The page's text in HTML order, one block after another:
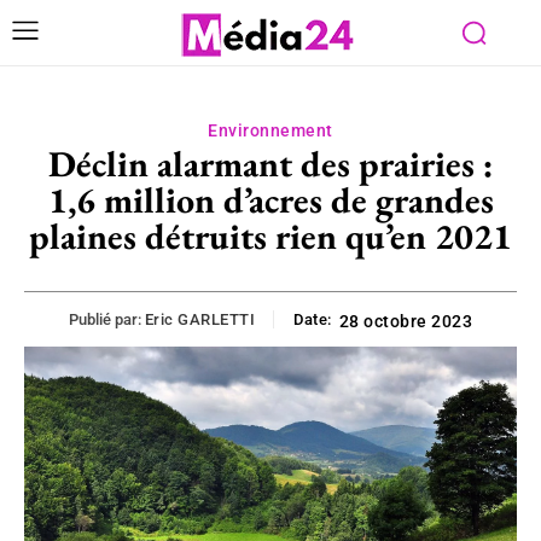
Environnement
Déclin alarmant des prairies :
1,6 million d’acres de grandes
plaines détruits rien qu’en 2021
Publié par: Eric GARLETTI Date: 28 octobre 2023